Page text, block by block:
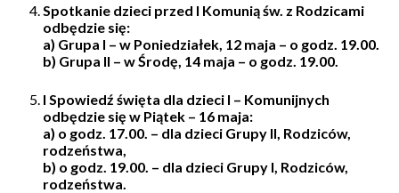
Spotkanie dzieci przed I Komunią św. z Rodzicami
odbędzie się:
a) Grupa I – w Poniedziałek, 12 maja – o godz. 19.00.
b) Grupa II – w Środę, 14 maja – o godz. 19.00.
I Spowiedź święta dla dzieci I – Komunijnych
odbędzie się w Piątek – 16 maja:
a) o godz. 17.00. – dla dzieci Grupy II, Rodziców,
rodzeństwa,
b) o godz. 19.00. – dla dzieci Grupy I, Rodziców,
rodzeństwa.